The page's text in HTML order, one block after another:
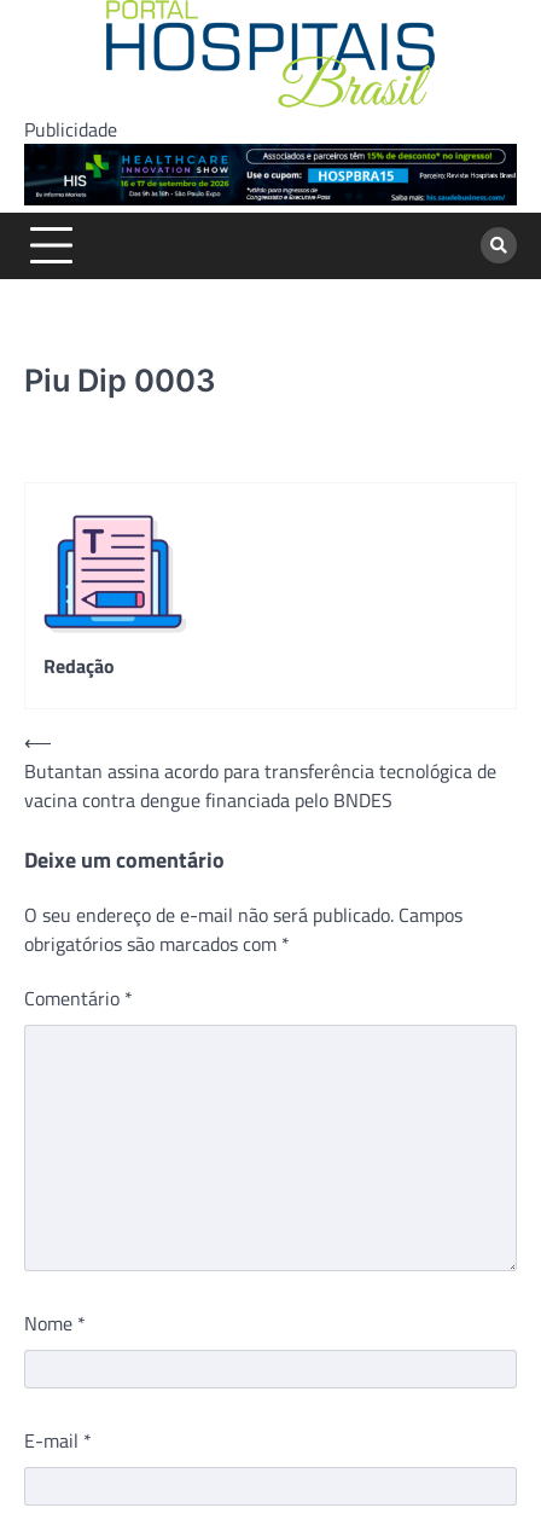
Publicidade
Piu Dip 0003
Redação
Navegação
de
Post
⟵
Butantan assina acordo para transferência tecnológica de
vacina contra dengue financiada pelo BNDES
Deixe um comentário
O seu endereço de e-mail não será publicado. Campos
obrigatórios são marcados com *
Comentário *
Nome *
E-mail *